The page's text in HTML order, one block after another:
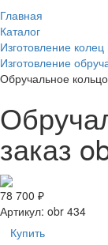
Главная
Каталог
Изготовление колец
Изготовление
Обручальное
заказ
78 700 ₽
Артикул: obr 434
Купить